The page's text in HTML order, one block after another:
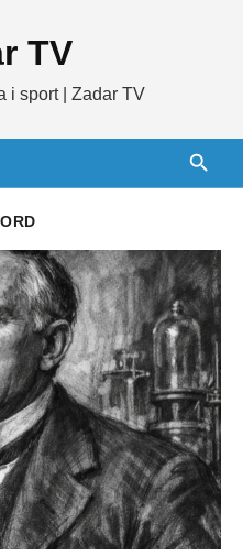
TV
i sport | Zadar TV